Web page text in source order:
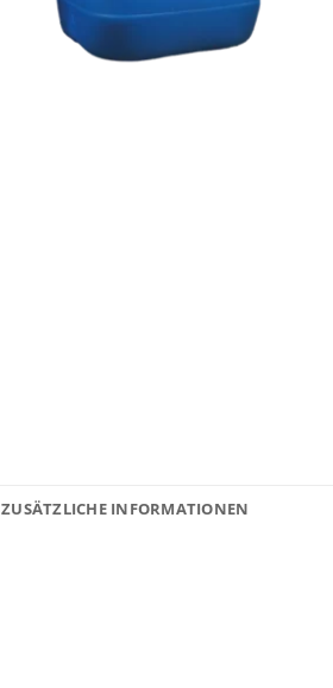
ZUSÄTZLICHE INFORMATIONEN